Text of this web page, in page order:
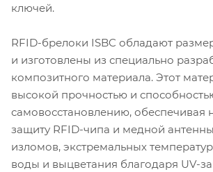
ключей.
RFID-брелоки ISBC обладают
и изготовлены из специально
композитного материала. Этот
высокой прочностью и
самовосстановлению, обеспечивая
защиту RFID-чипа и медной
изломов, экстремальных
воды и выцветания благодаря UV-